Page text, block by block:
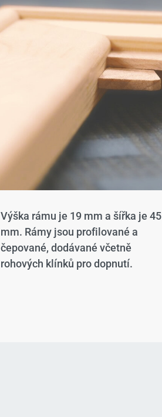
Výška rámu je 19 mm a šířka je 45
mm. Rámy jsou profilované a
čepované, dodávané včetně
rohových klínků pro dopnutí.